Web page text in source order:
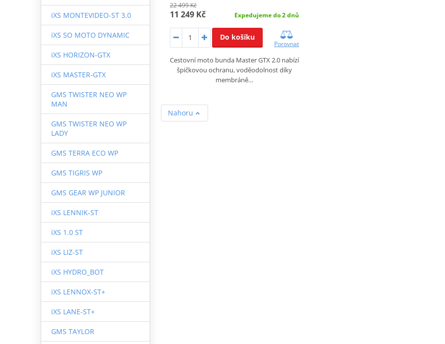
iXS MONTEVIDEO-ST 3.0
iXS SO MOTO DYNAMIC
iXS HORIZON-GTX
iXS MASTER-GTX
GMS TWISTER NEO WP
MAN
GMS TWISTER NEO WP
LADY
GMS TERRA ECO WP
GMS TIGRIS WP
GMS GEAR WP JUNIOR
iXS LENNIK-ST
iXS 1.0 ST
iXS LIZ-ST
iXS HYDRO_BOT
iXS LENNOX-ST+
iXS LANE-ST+
GMS TAYLOR
22 499 Kč
11 249 Kč Expedujeme do 2 dnů
Do košíku
Porovnat
Cestovní moto bunda Master GTX 2.0 nabízí
špičkovou ochranu, voděodolnost díky
membráně…
Nahoru